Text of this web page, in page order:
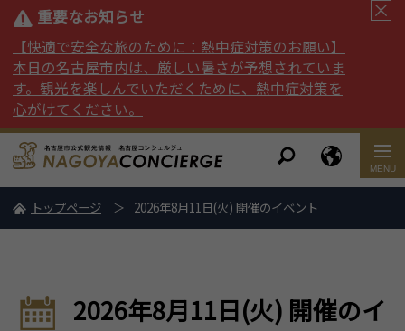
重要なお知らせ
【快適で安全な旅のために：熱中症対策のお願い】
本日の名古屋市内は、厳しい暑さが予想されていま
す。観光を楽しんでいただくために、熱中症対策を
心がけてください。
トップページ 2026年8月11日(火) 開催のイベント
2026年8月11日(火) 開催のイ